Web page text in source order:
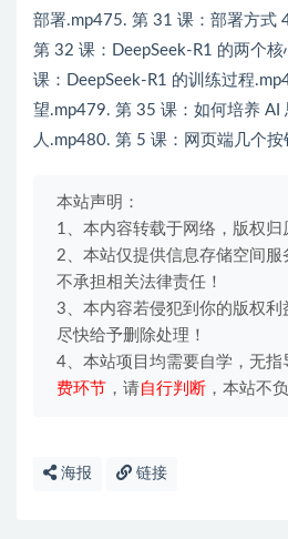
部署.mp475. 第 31 课：部署方式
第 32 课：DeepSeek-R1 的两个
课：DeepSeek-R1 的训练过程
望.mp479. 第 35 课：如何培养 AI
人.mp480. 第 5 课：网页端几个
本站声明：
1、本内容转载于网络，版权归
2、本站仅提供信息存储空间服
不承担相关法律责任！
3、本内容若侵犯到你的版权利
尽快给予删除处理！
4、本站项目均需要自学，无指
费环节 ，请自行判断 ，本站不
海报 链接